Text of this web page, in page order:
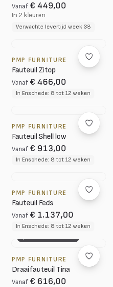
Vanaf € 449,00
In 2 kleuren
Verwachte levertijd week 38
PMP FURNITURE
Fauteuil Zitop
Vanaf € 466,00
In Enschede: 8 tot 12 weken
PMP FURNITURE
Fauteuil Shell low
Vanaf € 913,00
In Enschede: 8 tot 12 weken
PMP FURNITURE
Fauteuil Feds
Vanaf € 1.137,00
In Enschede: 8 tot 12 weken
PMP FURNITURE
Draaifauteuil Tina
Vanaf € 616,00